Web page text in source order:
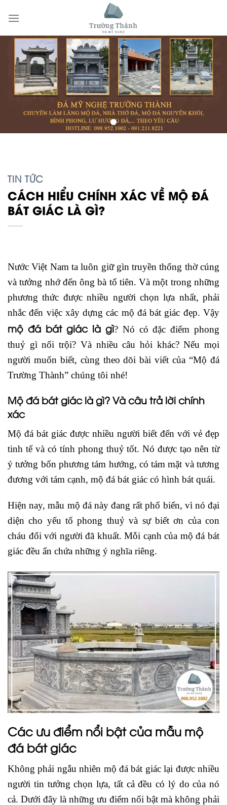
TIN TỨC
CÁCH HIỂU CHÍNH XÁC VỀ MỘ ĐÁ
BÁT GIÁC LÀ GÌ?
Nước Việt Nam ta luôn giữ gìn truyền thống thờ cúng
và tưởng nhớ đến ông bà tổ tiên. Và một trong những
phương thức được nhiều người chọn lựa nhất, phải
nhắc đến việc xây dựng các mộ đá bát giác đẹp. Vậy
mộ đá bát giác là gì? Nó có đặc điểm phong
thuỷ gì nổi trội? Và nhiều câu hỏi khác? Nếu mọi
người muốn biết, cùng theo dõi bài viết của “Mộ đá
Trường Thành” chúng tôi nhé!
Mộ đá bát giác là gì? Và câu trả lời chính
xác
Mộ đá bát giác được nhiều người biết đến với vẻ đẹp
tinh tế và có tính phong thuỷ tốt. Nó được tạo nên từ
ý tưởng bốn phương tám hướng, có tám mặt và tương
đương với tám cạnh, mộ đá bát giác có hình bát quái.
Hiện nay, mẫu mộ đá này đang rất phổ biến, vì nó đại
diện cho yếu tố phong thuỷ và sự biết ơn của con
cháu đối với người đã khuất. Mỗi cạnh của mộ đá bát
giác đều ẩn chứa những ý nghĩa riêng.
Các ưu điểm nổi bật của mẫu mộ
đá bát giác
Không phải ngẫu nhiên mộ đá bát giác lại được nhiều
người tin tưởng chọn lựa, tất cả đều có lý do của nó
cả. Dưới đây là những ưu điểm nổi bật mà không phải